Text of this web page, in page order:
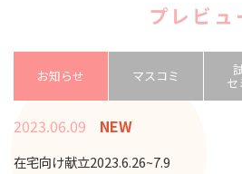
プレビュ
お知らせ マスコミ セ
2023.06.09 NEW
在宅向け献立2023.6.26~7.9